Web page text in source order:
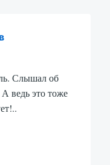
Слышал об
ведь это тоже